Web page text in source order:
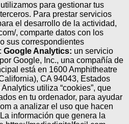
para gestionar tus
Para prestar servicios
el desarrollo de la actividad,
, comparte datos con los
sus correspondientes
Google Analytics: un servicio
Google, Inc., una compañía de
está en 1600 Amphitheatre
CA 94043, Estados
utiliza “cookies”, que
en tu ordenador, para ayudar
a analizar el uso que hacen
información que genera la